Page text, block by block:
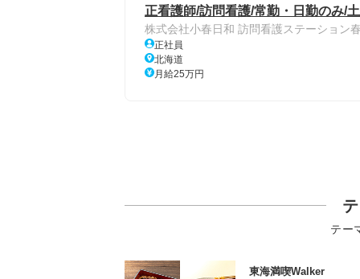
正看護師/訪問看護/常勤・日勤のみ/
株式会社小春日和 訪問看護ステーション
正社員
北海道
月給25万円
テー
東海満喫Walker